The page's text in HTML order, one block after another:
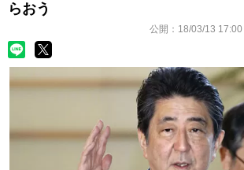
らおう
公開： 18/03/13 17:00